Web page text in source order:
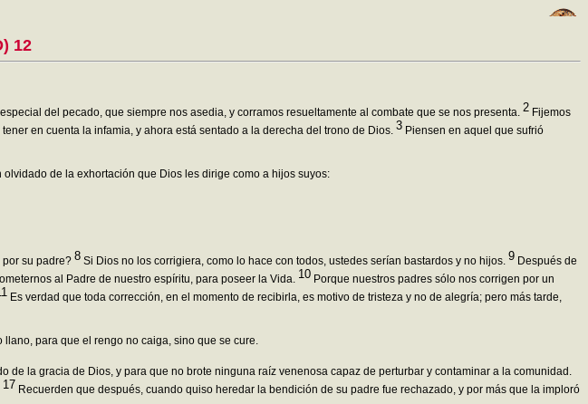
12
del pecado, que siempre nos asedia, y corramos resueltamente al combate que se nos presenta. 2 Fijemos
en cuenta la infamia, y ahora está sentado a la derecha del trono de Dios. 3 Piensen en aquel que sufrió
olvidado de la exhortación que Dios les dirige como a hijos suyos:
su padre? 8 Si Dios no los corrigiera, como lo hace con todos, ustedes serían bastardos y no hijos. 9 Después de
al Padre de nuestro espíritu, para poseer la Vida. 10 Porque nuestros padres sólo nos corrigen por un
Es verdad que toda corrección, en el momento de recibirla, es motivo de tristeza y no de alegría; pero más tarde,
llano, para que el rengo no caiga, sino que se cure.
de la gracia de Dios, y para que no brote ninguna raíz venenosa capaz de perturbar y contaminar a la comunidad.
17 Recuerden que después, cuando quiso heredar la bendición de su padre fue rechazado, y por más que la imploró